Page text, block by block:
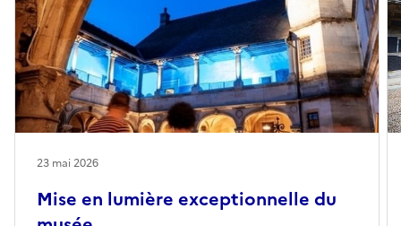
Mise en lumière exceptionnelle du
23 mai 2026